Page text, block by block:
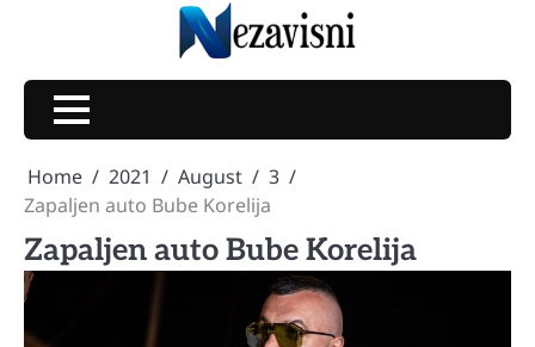
Home 2021 August
3
Zapaljen auto Bube Korelija
Zapaljen auto Bube Korelija